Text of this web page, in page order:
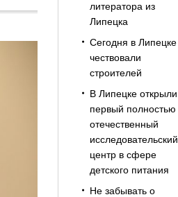
литератора из
Липецка
Сегодня в Липецке
чествовали
строителей
В Липецке открыли
первый полностью
отечественный
исследовательский
центр в сфере
детского питания
Не забывать о